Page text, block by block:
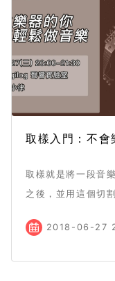
取樣入門：不會
取樣就是將一段音
之後，並用這個切
2018-06-27